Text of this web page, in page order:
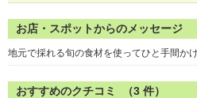
お店・スポットからのメッセージ
地元で採れる旬の食材を使ってひと手間か
おすすめのクチコミ （3 件）